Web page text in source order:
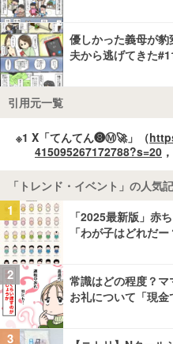
優しかった義母が
夫から逃げてきた
引用元一覧
※1 X「てんてん❽Ⓜ︎🚀」（
415095267172788?s=20
「トレンド・イベント」の人気
1
「2025最新版」赤
「わが子はどれだー
2
常識はどの程度？
お礼について「現金
3